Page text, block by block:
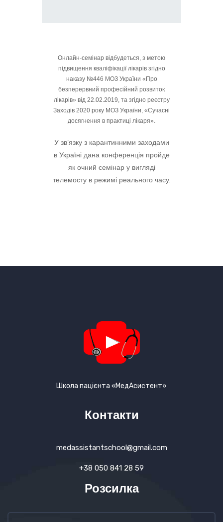
Онлайн-семінар відбудеться, з метою
підвищення кваліфікації лікарів згідно
наказу №446 МОЗ України «Про
безперервний професійний розвиток
лікарів» від 22.02.2019, та згідно реєстру
Заходів 2020 року МОЗ України, «Сучасні
досягнення в практиці лікаря».
У зв’язку з карантинними заходами
в Україні дана конференція пройде
як очний семінар у вигляді
телемосту в режимі реального часу.
Школа пацієнта «МедАсистент»
Контакти
medassistantschool@gmail.com
+38 050 841 28 59
Розсилка